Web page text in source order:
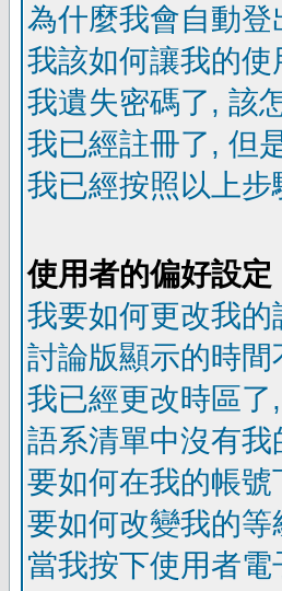
為什麼我會自動登
我該如何讓我的
我遺失密碼了, 該
我已經註冊了, 但
我已經按照以上
使用者的偏好設定
我要如何更改我的
討論版顯示的時間
我已經更改時區
語系清單中沒有我
要如何在我的帳
要如何改變我的等
當我按下使用者